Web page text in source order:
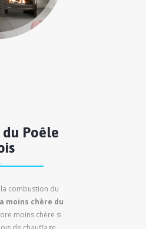
Poêle
combustion du
moins chère du
moins chère si